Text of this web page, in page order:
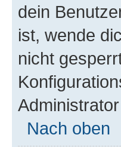
dein
ist, wende
nicht
Nach oben